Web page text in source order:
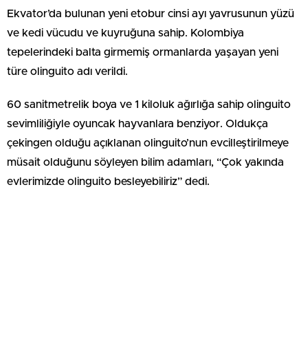
Ekvator’da bulunan yeni etobur cinsi ayı yavrusunun yüzü
ve kedi vücudu ve kuyruğuna sahip. Kolombiya
tepelerindeki balta girmemiş ormanlarda yaşayan yeni
türe olinguito adı verildi.
60 sanitmetrelik boya ve 1 kiloluk ağırlığa sahip olinguito
sevimliliğiyle oyuncak hayvanlara benziyor. Oldukça
çekingen olduğu açıklanan olinguito’nun evcilleştirilmeye
müsait olduğunu söyleyen bilim adamları, “Çok yakında
evlerimizde olinguito besleyebiliriz” dedi.